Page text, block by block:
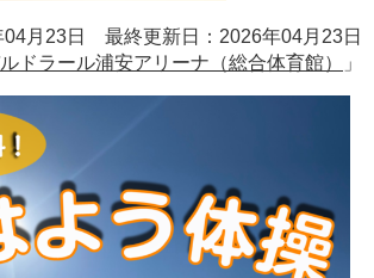
04月23日 最終更新日：2026年04月23日
ドラール浦安アリーナ（総合体育館） 」